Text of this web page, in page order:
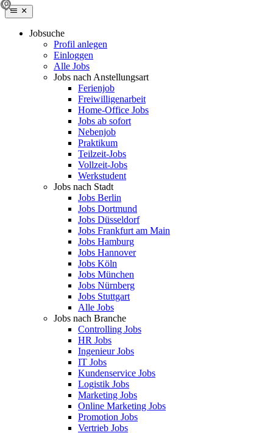
Jobsuche
Profil anlegen
Einloggen
Alle Jobs
Jobs nach Anstellungsart
Ferienjob
Freiwilligenarbeit
Home-Office Jobs
Jobs ab sofort
Nebenjob
Praktikum
Teilzeit-Jobs
Vollzeit-Jobs
Werkstudent
Jobs nach Stadt
Jobs Berlin
Jobs Dortmund
Jobs Düsseldorf
Jobs Frankfurt am Main
Jobs Hamburg
Jobs Hannover
Jobs Köln
Jobs München
Jobs Nürnberg
Jobs Stuttgart
Alle Jobs
Jobs nach Branche
Controlling Jobs
HR Jobs
Ingenieur Jobs
IT Jobs
Kundenservice Jobs
Logistik Jobs
Marketing Jobs
Online Marketing Jobs
Promotion Jobs
Vertrieb Jobs